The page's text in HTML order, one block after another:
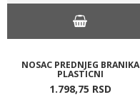
NOSAC PREDNJEG BRANIKA
PLASTICNI
1.798,75 RSD